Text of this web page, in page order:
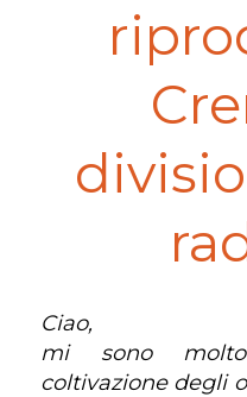
Ciao,
mi sono molto
coltivazione degli